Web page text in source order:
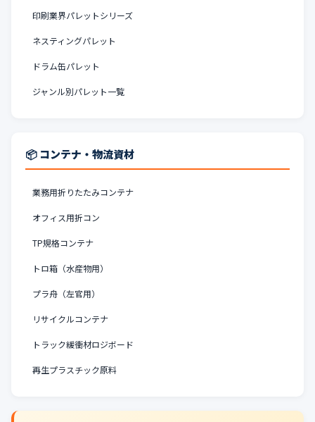
印刷業界パレットシリーズ
ネスティングパレット
ドラム缶パレット
ジャンル別パレット一覧
📦 コンテナ・物流資材
業務用折りたたみコンテナ
オフィス用折コン
TP規格コンテナ
トロ箱（水産物用）
プラ舟（左官用）
リサイクルコンテナ
トラック緩衝材ロジボード
再生プラスチック原料